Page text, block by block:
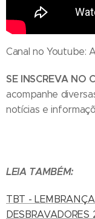
Canal no Youtube:
SE INSCREVA NO
acompanhe
notícias e
LEIA TAMBÉM:
TBT -